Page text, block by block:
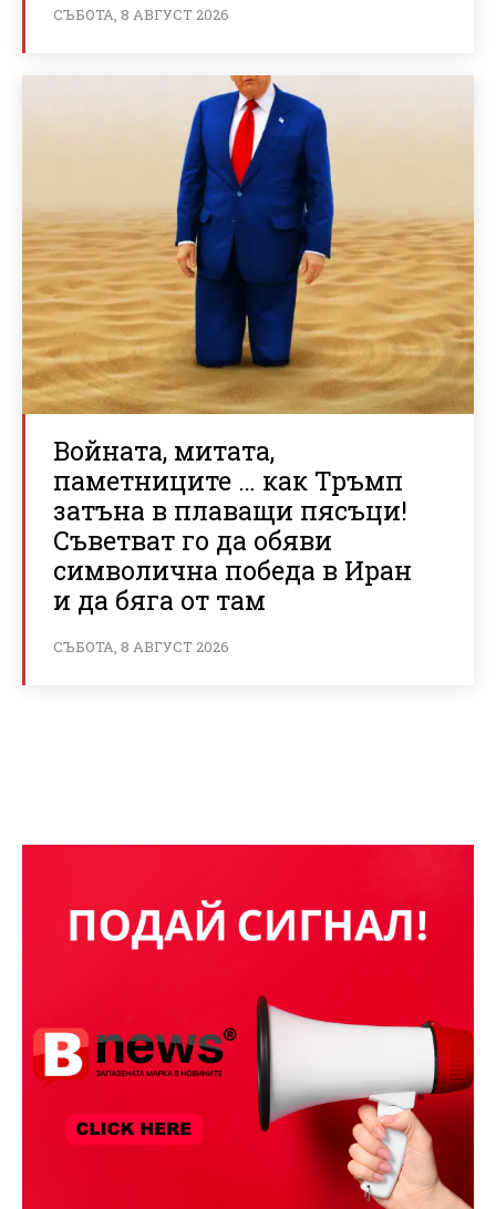
СЪБОТА, 8 АВГУСТ 2026
Войната, митата,
паметниците … как Тръмп
затъна в плаващи пясъци!
Съветват го да обяви
символична победа в Иран
и да бяга от там
СЪБОТА, 8 АВГУСТ 2026